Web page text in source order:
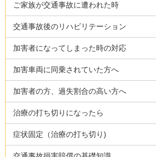
ご家族が交通事故に遭われた時
交通事故後のリハビリテーション
加害者になってしまった時の対応
加害車両に同乗されていた方へ
加害者の方、過失割合の高い方へ
治療の打ち切りになったら
症状固定（治療の打ち切り)